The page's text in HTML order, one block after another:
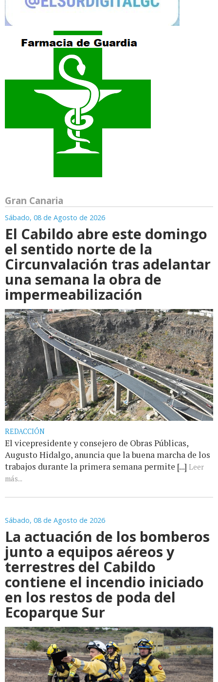
Gran Canaria
Sábado, 08 de Agosto de 2026
El Cabildo abre este domingo
el sentido norte de la
Circunvalación tras adelantar
una semana la obra de
impermeabilización
REDACCIÓN
El vicepresidente y consejero de Obras Públicas,
Augusto Hidalgo, anuncia que la buena marcha de los
trabajos durante la primera semana permite [...] Leer
más...
Sábado, 08 de Agosto de 2026
La actuación de los bomberos
junto a equipos aéreos y
terrestres del Cabildo
contiene el incendio iniciado
en los restos de poda del
Ecoparque Sur